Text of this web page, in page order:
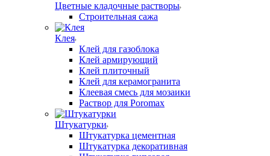
Цветные кладочные растворы
Строительная сажа
Клея
Клей для газоблока
Клей армирующий
Клей плиточный
Клей для керамогранита
Клеевая смесь для мозаики
Раствор для Poromax
Штукатурки
Штукатурка цементная
Штукатурка декоративная